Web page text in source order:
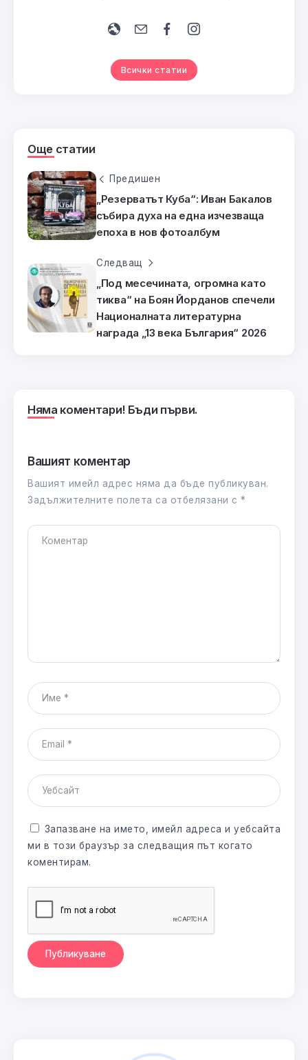
Всички статии
Още статии
Предишен
„Резерватът Куба“: Иван Бакалов
събира духа на една изчезваща
епоха в нов фотоалбум
Следващ
„Под месечината, огромна като
тиква“ на Боян Йорданов спечели
Националната литературна
награда „13 века България“ 2026
Няма коментари! Бъди първи.
Вашият коментар
Вашият имейл адрес няма да бъде публикуван.
Задължителните полета са отбелязани с *
Запазване на името, имейл адреса и уебсайта
ми в този браузър за следващия път когато
коментирам.